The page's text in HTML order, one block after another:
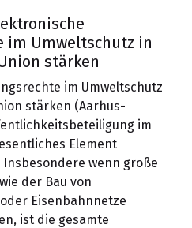
im Umweltschutz in
stärken
im Umweltschutz
stärken (Aarhus-
im
Element
wenn große
der Bau von
Eisenbahnnetze
ist die gesamte